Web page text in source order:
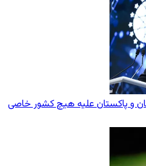
و پاکستان علیه هیچ کشور خاصی